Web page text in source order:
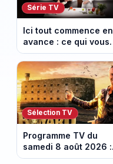
Série TV
Ici tout commence en
avance : ce qui vous
attend la semaine du
10 au 14 août 2026
(spoiler)
Sélection TV
Programme TV du
samedi 8 août 2026 :
notre sélection pour